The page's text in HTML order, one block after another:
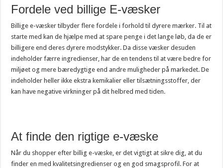
Fordele ved billige E-væsker
Billige e-væsker tilbyder flere fordele i forhold til dyrere mærker. Til at
starte med kan de hjælpe med at spare penge i det lange løb, da de er
billigere end deres dyrere modstykker. Da disse væsker desuden
indeholder færre ingredienser, har de en tendens til at være bedre for
miljøet og mere bæredygtige end andre muligheder på markedet. De
indeholder heller ikke ekstra kemikalier eller tilsætningsstoffer, der
kan have negative virkninger på dit helbred med tiden.
At finde den rigtige e-væske
Når du shopper efter billig e-væske, er det vigtigt at sikre dig, at du
finder en med kvalitetsingredienser og en god smagsprofil. For at